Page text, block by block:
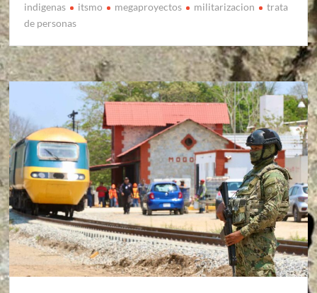
indigenas
itsmo megaproyectos militarizacion
trata
de personas